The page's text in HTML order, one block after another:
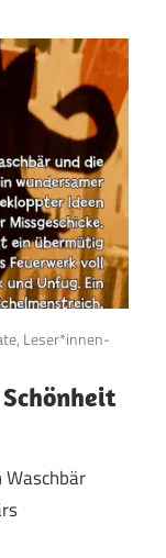
Leser*innen-
Waschbär